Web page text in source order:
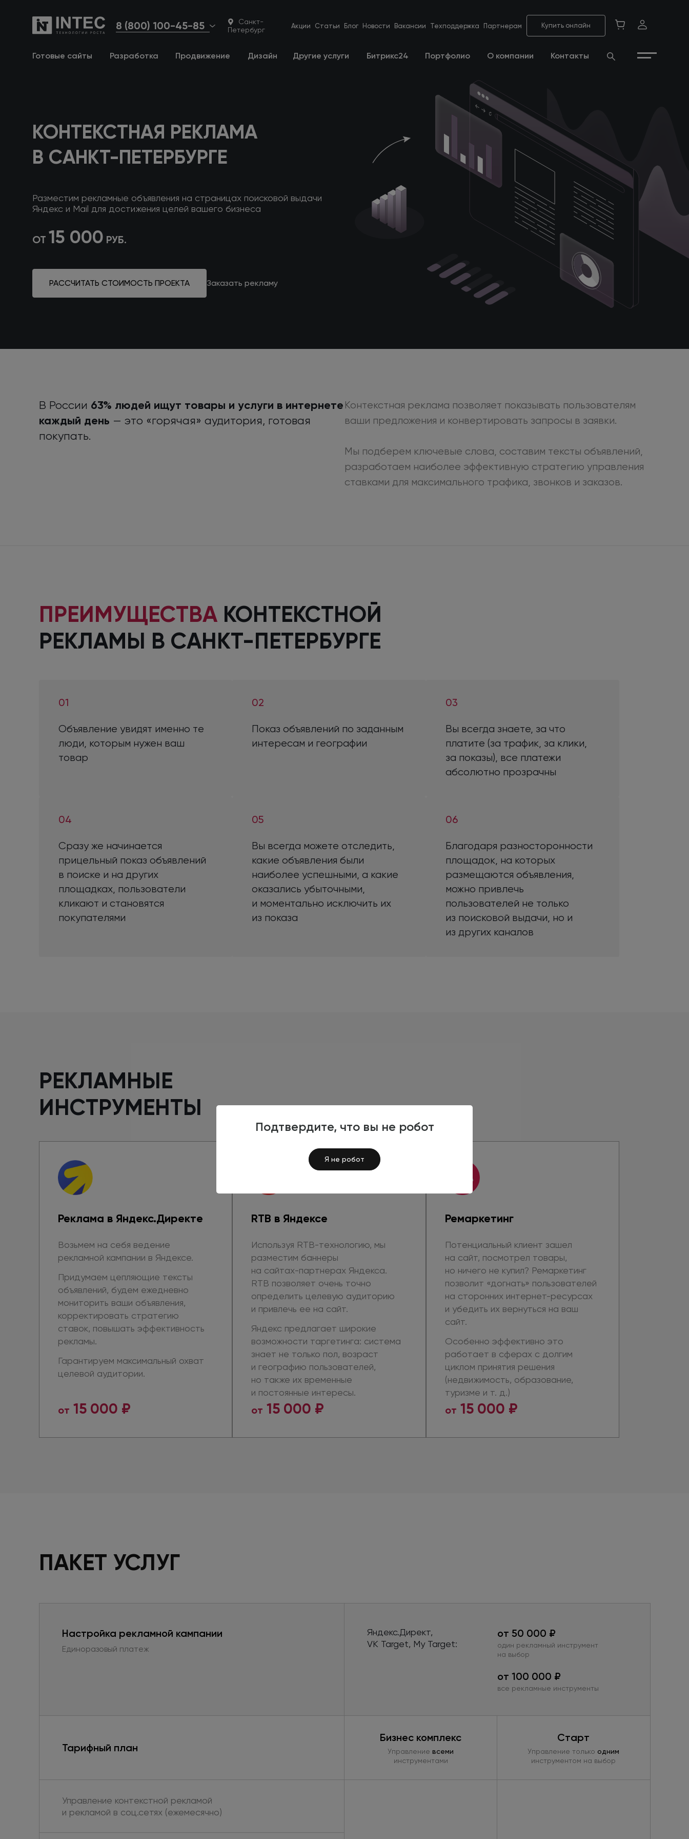
Подтвердите, что вы не робот
Я не робот
8 (800) 100-45-85
Санкт-
Петербург
Акции Статьи Блог Новости Вакансии Техподдержка Партнерам Купить онлайн
Готовые сайты Разработка Продвижение Дизайн Другие услуги Битрикс24 Портфолио О компании Контакты
КОНТЕКСТНАЯ РЕКЛАМА
В САНКТ-ПЕТЕРБУРГЕ
Разместим рекламные объявления на страницах поисковой выдачи
Яндекс и Mail для достижения целей вашего бизнеса
ОТ 15 000 РУБ.
РАССЧИТАТЬ СТОИМОСТЬ ПРОЕКТА Заказать рекламу
В России 63% людей ищут товары и услуги в интернете
каждый день — это «горячая» аудитория, готовая
покупать.
Контекстная реклама позволяет показывать пользователям
ваши предложения и конвертировать запросы в заявки.
Мы подберем ключевые слова, составим тексты объявлений,
разработаем наиболее эффективную стратегию управления
ставками для максимального трафика, звонков и заказов.
ПРЕИМУЩЕСТВА КОНТЕКСТНОЙ
РЕКЛАМЫ В САНКТ-ПЕТЕРБУРГЕ
01
Объявление увидят именно те
люди, которым нужен ваш
товар
02
Показ объявлений по заданным
интересам и географии
03
Вы всегда знаете, за что
платите (за трафик, за клики,
за показы), все платежи
абсолютно прозрачны
04
Сразу же начинается
прицельный показ объявлений
в поиске и на других
площадках, пользователи
кликают и становятся
покупателями
05
Вы всегда можете отследить,
какие объявления были
наиболее успешными, а какие
оказались убыточными,
и моментально исключить их
из показа
06
Благодаря разносторонности
площадок, на которых
размещаются объявления,
можно привлечь
пользователей не только
из поисковой выдачи, но и
из другихканалов
РЕКЛАМНЫЕ
ИНСТРУМЕНТЫ
Реклама в Яндекс.Директе
Возьмем на себя ведение
рекламной кампании в Яндексе.
Придумаем цепляющие тексты
объявлений, будем ежедневно
мониторить ваши объявления,
корректировать стратегию
ставок, повышать эффективность
рекламы.
Гарантируем максимальный охват
целевой аудитории.
от 15 000 ₽
RTB в Яндексе
Используя RTB-технологию, мы
разместим баннеры
на сайтах-партнерах Яндекса.
RTB позволяет очень точно
определить целевую аудиторию
и привлечь ее на сайт.
Яндекс предлагает широкие
возможности таргетинга: система
знает не только пол, возраст
и географию пользователей,
но также их временные
и постоянные интересы.
от 15 000 ₽
Ремаркетинг
Потенциальный клиент зашел
на сайт, посмотрел товары,
но ничего не купил? Ремаркетинг
позволит «догнать» пользователей
на стороннихинтернет-ресурсах
и убедить их вернуться на ваш
сайт.
Особенно эффективно это
работает в сферах с долгим
циклом принятия решения
(недвижимость, образование,
туризме и т. д.)
от 15 000 ₽
ПАКЕТ УСЛУГ
Настройка рекламной кампании
Единоразовый платеж
Яндекс.Директ,
VK Target, My Target:
от 50 000 ₽
один рекламный инструмент
на выбор
от 100 000 ₽
все рекламные инструменты
Тарифный план
Бизнес комплекс
Управлениевсеми
инструментами
Старт
Управление только одним
инструментом на выбор
Управление контекстной рекламой
и рекламой в соц.сетях (ежемесячно)